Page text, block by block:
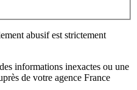
abusif est strictement
informations inexactes ou une
de votre agence France